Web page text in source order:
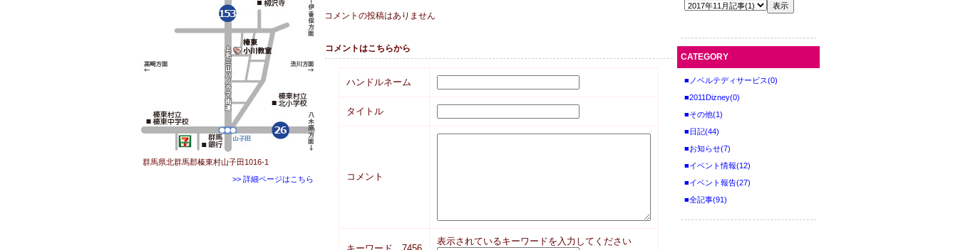
群馬県北群馬郡榛東村山子田1016-1
>> 詳細ページはこちら
コメントの投稿はありません
コメントはこちらから
ハンドルネーム
タイトル
コメント
表示されているキーワードを入力してください
CATEGORY
■ノベルテディサービス(0)
■2011Dizney(0)
■その他(1)
■日記(44)
■お知らせ(7)
■イベント情報(12)
■イベント報告(27)
■全記事(91)